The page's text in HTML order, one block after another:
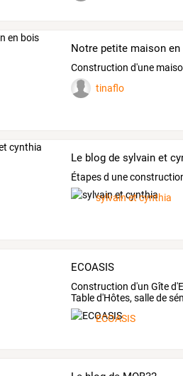
Notre petite maison en
Construction d'une
tinaflo
Le blog de sylvain et
Étapes d une
sylvain et cynthia
ECOASIS
Construction d'un Gîte
Table d'Hôtes, salle de
ECOASIS